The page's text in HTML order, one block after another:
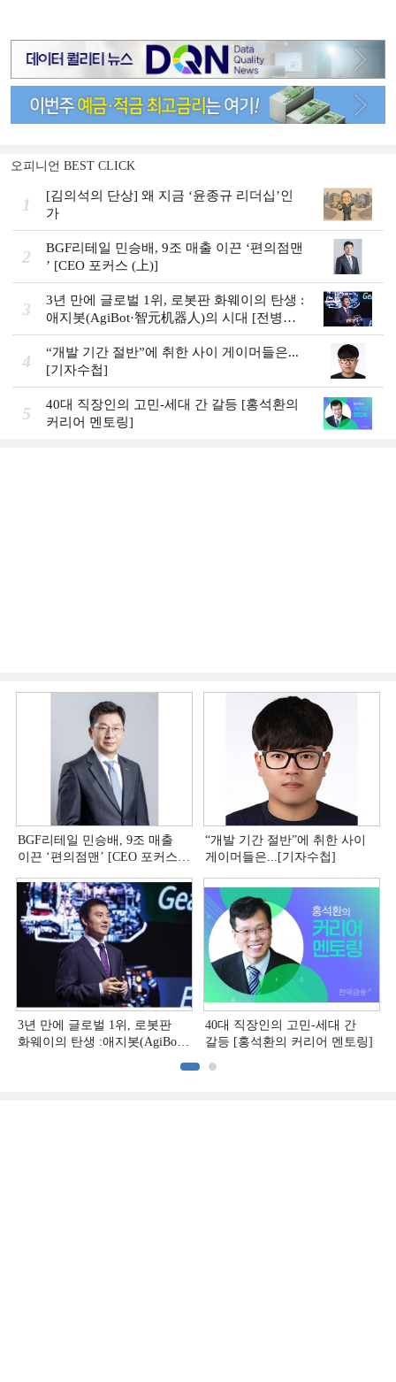
오피니언 BEST CLICK
1
[김의석의 단상] 왜 지금 ‘윤종규 리더십’인
가
2
BGF리테일 민승배, 9조 매출 이끈 ‘편의점맨
ʼ [CEO 포커스 (上)]
3
3년 만에 글로벌 1위, 로봇판 화웨이의 탄생 :
애지봇(AgiBot·智元机器人)의 시대 [전병서
의 中 첨단기업 리포트⑬]
4
“개발 기간 절반”에 취한 사이 게이머들은...
[기자수첩]
5
40대 직장인의 고민-세대 간 갈등 [홍석환의
커리어 멘토링]
BGF리테일 민승배, 9조 매출
이끈 ‘편의점맨ʼ [CEO 포커스
“개발 기간 절반”에 취한 사이
게이머들은...[기자수첩]
3년 만에 글로벌 1위, 로봇판
화웨이의 탄생 :애지봇(AgiBot·
40대 직장인의 고민-세대 간
갈등 [홍석환의 커리어 멘토링]